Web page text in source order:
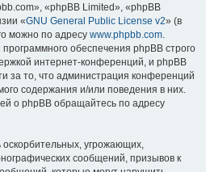
«phpBB Limited», «phpBB
«GNU General Public License v2» (в
можно по адресу www.phpbb.com.
обеспечения phpBB строго
интернет-конференций, и phpBB
за то, что администрация конференций
содержания и/или поведения в них.
о phpBB обращайтесь по адресу
угрожающих,
сообщений, призывов к